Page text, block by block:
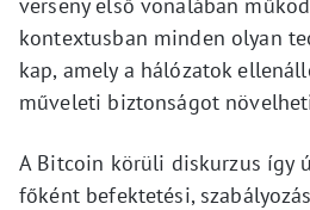
kontextusban minden olyan
kap, amely a hálózatok
műveleti biztonságot
A Bitcoin körüli diskurzus így
főként befektetési,